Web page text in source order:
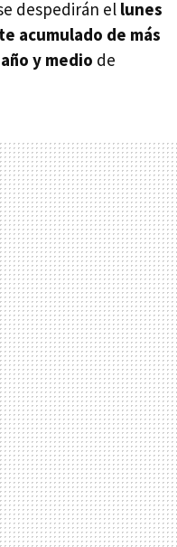
despedirán el lunes
acumulado de más
y medio de